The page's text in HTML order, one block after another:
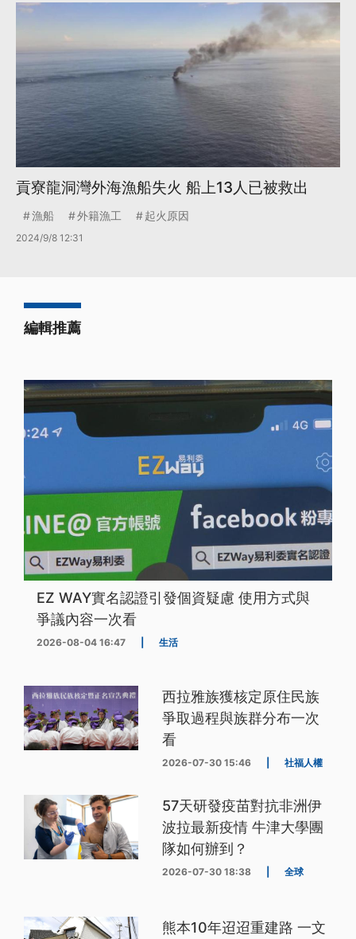
貢寮龍洞灣外海漁船失火 船上13人已被救出
漁船 外籍漁工 起火原因
2024/9/8 12:31
編輯推薦
EZ WAY實名認證引發個資疑慮 使用方式與
爭議內容一次看
2026-08-04 16:47 生活
西拉雅族獲核定原住民族
爭取過程與族群分布一次
看
2026-07-30 15:46 社福人權
57天研發疫苗對抗非洲伊
波拉最新疫情 牛津大學團
隊如何辦到？
2026-07-30 18:38 全球
熊本10年迢迢重建路 一文